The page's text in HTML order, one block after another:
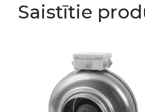
Saistītie